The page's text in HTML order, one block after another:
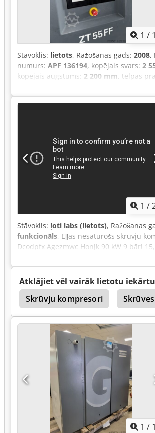
1 /
Stāvoklis: lietots, Ražošanas gads: 2008,
numurs: APF 136194, kopējais svars: 2
kopējais augstums: 2 200 mm, telpas
COPCO ZT 55 VSD 18,5kW 3,35m3/
piedāvātās augstas kvalitātes preces –
Piedāvājam garantiju lietotiem
– kompresoru serviss 24 stundas
GA18VSD 18,5kW 3,35m3/min 13 bār
1 /
Stāvoklis: ļoti labs (lietots), Ražošanas
funkcionāls, Eļļas nesaturošs skrūvju
Dcodpfx Agezmwc Honjk 90 kW 9 bāri
Atklājiet vēl vairāk lietotu iekārtu
Skrūvju kompresori
1 /